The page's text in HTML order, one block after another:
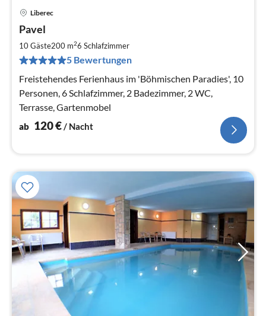
Liberec
Pavel
10 Gäste200 m26 Schlafzimmer
5 Bewertungen
Freistehendes Ferienhaus im 'Böhmischen Paradies', 10
Personen, 6 Schlafzimmer, 2 Badezimmer, 2 WC,
Terrasse, Gartenmobel
ab 120€/ Nacht